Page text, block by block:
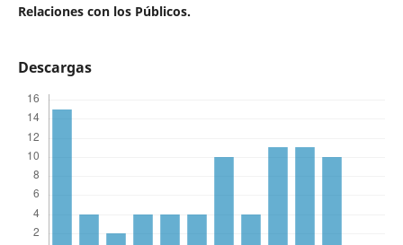
Relaciones con los Públicos.
Descargas